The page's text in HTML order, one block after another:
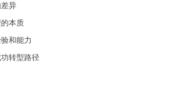
异
本质
和能力
转型路径